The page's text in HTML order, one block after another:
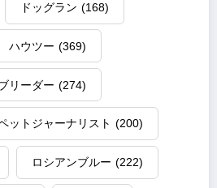
ドッグラン (168)
ハウツー (369)
リーダー (274)
ットジャーナリスト (200)
ロシアンブルー (222)